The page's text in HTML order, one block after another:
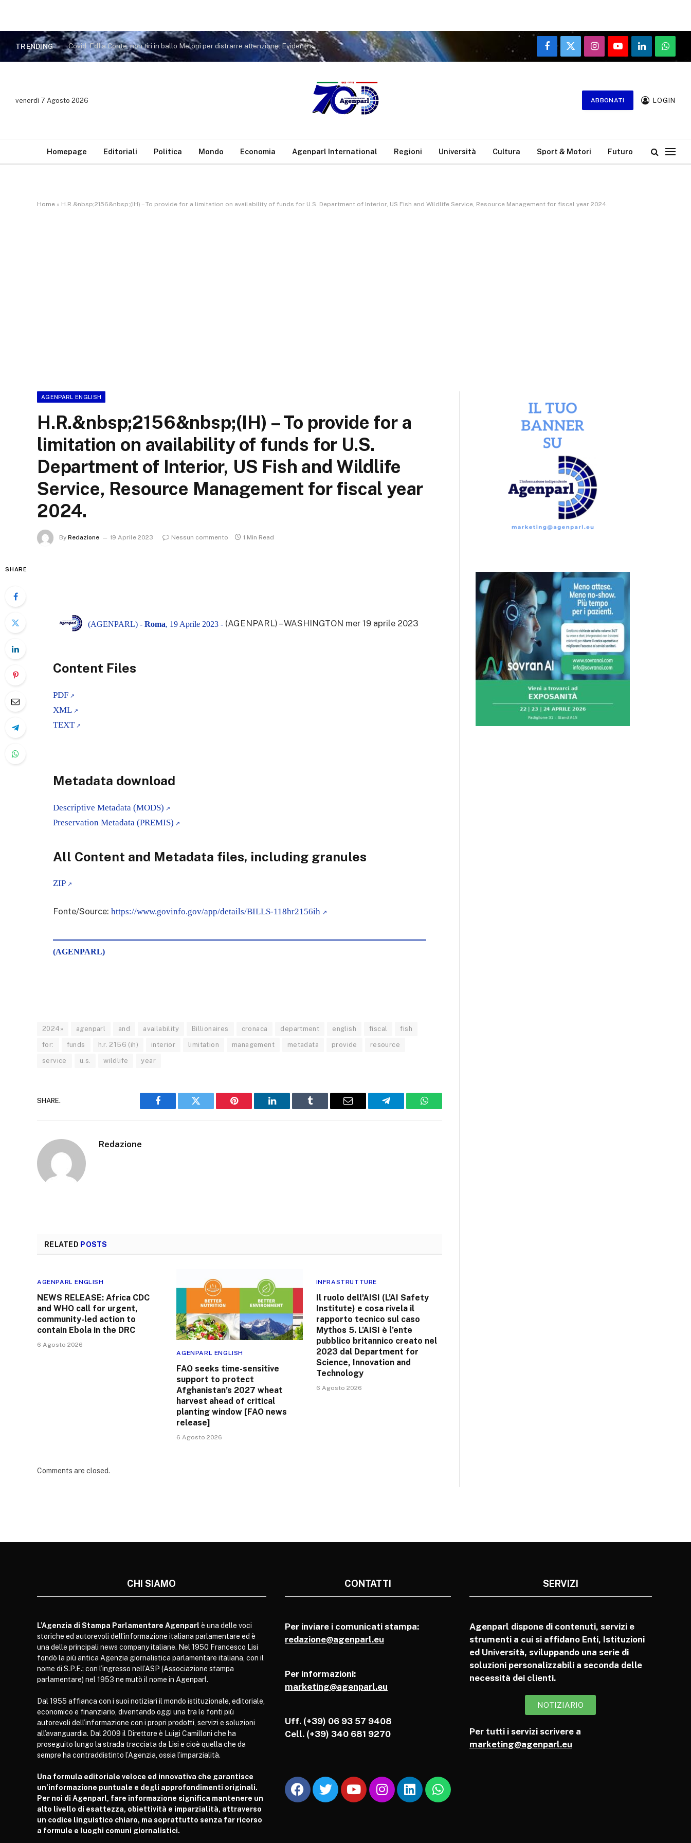
TRENDING Covid. FdI a Conte: non tiri in ballo Meloni per distrarre attenzione. Evidenti sue responsabilità nella gestione pandemia
Facebook
X
(Twitter)
InstagramYouTubeLinkedIn
venerdì 7 Agosto 2026 ABBONATI LOGIN
Homepage Editoriali Politica Mondo Economia Agenparl International Regioni Università Cultura Sport & Motori Futuro
Home » H.R.&nbsp;2156&nbsp;(IH) – To provide for a limitation on availability of funds for U.S. Department of Interior, US Fish and Wildlife Service, Resource Management for fiscal year 2024.
AGENPARL ENGLISH
H.R.&nbsp;2156&nbsp;(IH) – To provide for a
limitation on availability of funds for U.S.
Department of Interior, US Fish and Wildlife
Service, Resource Management for fiscal year
2024.
By Redazione 19 Aprile 2023 Nessun commento 1 Min Read
SHARE
(AGENPARL) - Roma, 19 Aprile 2023 - (AGENPARL) – WASHINGTON mer 19 aprile 2023
Content Files
PDF
XML
TEXT
Metadata download
Descriptive Metadata (MODS)
Preservation Metadata (PREMIS)
All Content and Metadata files, including granules
ZIP
Fonte/Source: https://www.govinfo.gov/app/details/BILLS-118hr2156ih
(AGENPARL)
2024» agenparl and availability Billionaires cronaca department english fiscal fish
for: funds h.r. 2156 (ih) interior limitation management metadata provide resource
service u.s. wildlife year
SHARE.
Facebook Twitter Pinterest LinkedIn Tumblr Email Telegram WhatsApp
Redazione
RELATED POSTS
AGENPARL ENGLISH
NEWS RELEASE: Africa CDC
and WHO call for urgent,
community-led action to
contain Ebola in the DRC
6 Agosto 2026
AGENPARL ENGLISH
FAO seeks time-sensitive
support to protect
Afghanistan’s 2027 wheat
harvest ahead of critical
planting window [FAO news
release]
6 Agosto 2026
INFRASTRUTTURE
Il ruolo dell’AISI (L’AI Safety
Institute) e cosa rivela il
rapporto tecnico sul caso
Mythos 5. L’AISI è l’ente
pubblico britannico creato nel
2023 dal Department for
Science, Innovation and
Technology
6 Agosto 2026
Comments are closed.
CHI SIAMO
L’Agenzia di Stampa Parlamentare Agenparl è una delle voci
storiche ed autorevoli dell’informazione italiana parlamentare ed è
una delle principali news company italiane. Nel 1950 Francesco Lisi
fondò la più antica Agenzia giornalistica parlamentare italiana, con il
nome di S.P.E.; con l’ingresso nell’ASP (Associazione stampa
parlamentare) nel 1953 ne mutò il nome in Agenparl.
Dal 1955 affianca con i suoi notiziari il mondo istituzionale, editoriale,
economico e finanziario, diventando oggi una tra le fonti più
autorevoli dell’informazione con i propri prodotti, servizi e soluzioni
all’avanguardia. Dal 2009 il Direttore è Luigi Camilloni che ha
proseguito lungo la strada tracciata da Lisi e cioè quella che da
sempre ha contraddistinto l’Agenzia, ossia l’imparzialità.
Una formula editoriale veloce ed innovativa che garantisce
un’informazione puntuale e degli approfondimenti originali.
Per noi di Agenparl, fare informazione significa mantenere un
alto livello di esattezza, obiettività e imparzialità, attraverso
un codice linguistico chiaro, ma soprattutto senza far ricorso
a formule e luoghi comuni giornalistici.
CONTATTI
Per inviare i comunicati stampa:
redazione@agenparl.eu
Per informazioni:
marketing@agenparl.eu
Uff. (+39) 06 93 57 9408
Cell. (+39) 340 681 9270
SERVIZI
Agenparl dispone di contenuti, servizi e
strumenti a cui si affidano Enti, Istituzioni
ed Università, sviluppando una serie di
soluzioni personalizzabili a seconda delle
necessità dei clienti.
NOTIZIARIO
Per tutti i servizi scrivere a
marketing@agenparl.eu